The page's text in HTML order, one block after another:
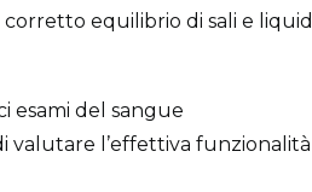
equilibrio di sali e
esami del sangue
valutare l’effettiva